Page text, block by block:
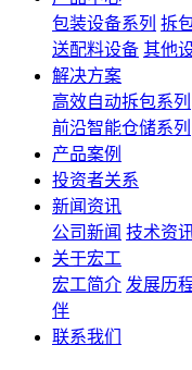
包装设备系列 拆
送配料设备 其他
解决方案
高效自动拆包系列
前沿智能仓储系列
产品案例
投资者关系
新闻资讯
公司新闻 技术资
关于宏工
宏工简介 发展历
伴
联系我们